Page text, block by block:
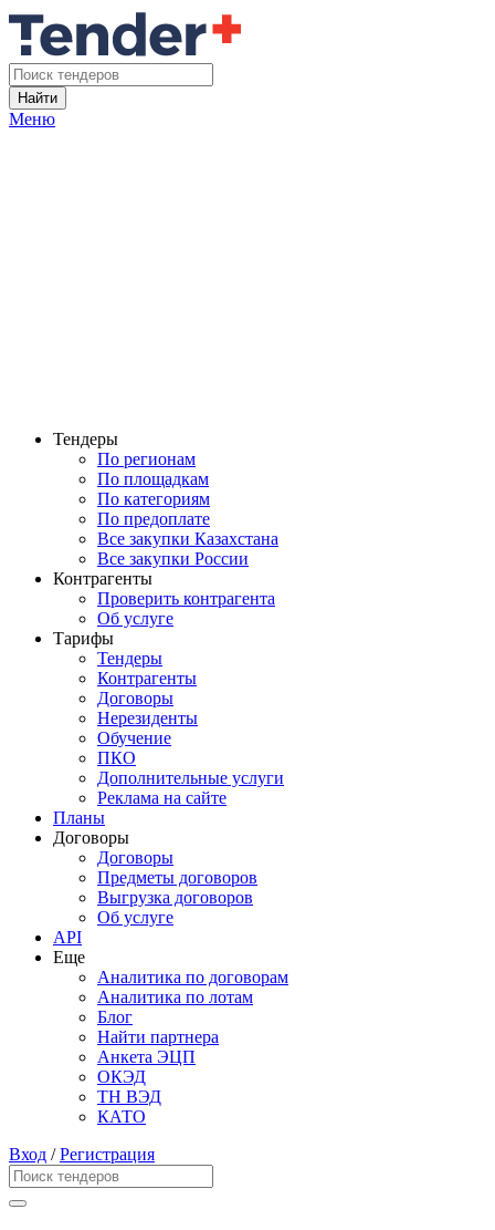
Найти
Меню
Тендеры
По регионам
По площадкам
По категориям
По предоплате
Все закупки Казахстана
Все закупки России
Контрагенты
Проверить контрагента
Об услуге
Тарифы
Тендеры
Контрагенты
Договоры
Нерезиденты
Обучение
ПКО
Дополнительные услуги
Реклама на сайте
Планы
Договоры
Договоры
Предметы договоров
Выгрузка договоров
Об услуге
API
Еще
Аналитика по договорам
Аналитика по лотам
Блог
Найти партнера
Анкета ЭЦП
ОКЭД
ТН ВЭД
КАТО
Вход /Регистрация